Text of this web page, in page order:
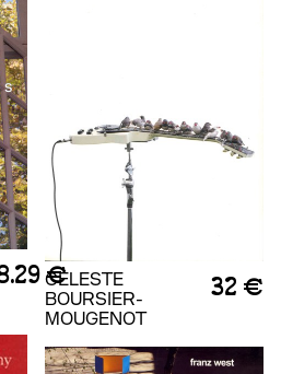
€
CÉLESTE
BOURSIER-
MOUGENOT
32 €